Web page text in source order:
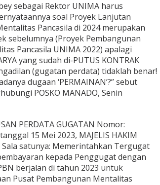
sebagai Rektor UNIMA harus
soal Proyek Lanjutan
Pancasila di 2024 merupakan
sebelumnya (Proyek Pembangunan
Pancasila UNIMA 2022) apalagi
yang sudah di-PUTUS KONTRAK
(gugatan perdata) tidaklah benar!
dugaan ‘PERMAINAN’?” sebut
POSKO MANADO, Senin
PERDATA GUGATAN Nomor:
15 Mei 2023, MAJELIS HAKIM
satunya: Memerintahkan Tergugat
kepada Penggugat dengan
berjalan di tahun 2023 untuk
Pusat Pembangunan Mentalitas